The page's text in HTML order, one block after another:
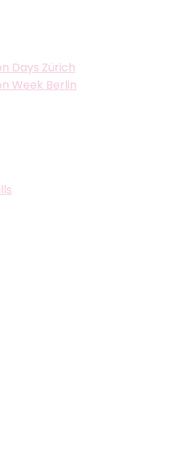
Days Zürich
Week Berlin